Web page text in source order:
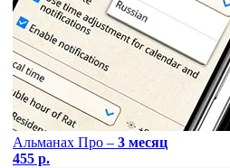
Альманах Про – 3 месяц
455 р.